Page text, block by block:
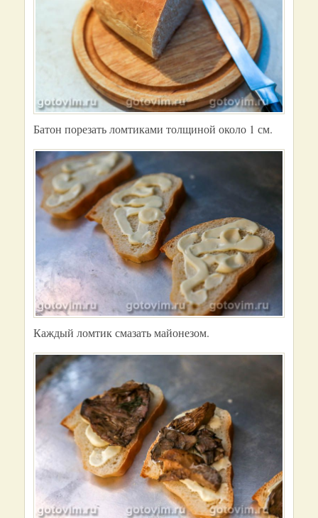
Батон порезать ломтиками толщиной около 1 см.
Каждый ломтик смазать майонезом.